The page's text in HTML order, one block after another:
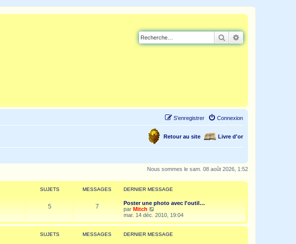
Rechercher
Connexion
S’enregistrer
Livre d'or
Retour au site
Nous sommes le sam. 08 août 2026, 1:52
SUJETS MESSAGES DERNIER MESSAGE
5 7
Poster une photo avec l'outil…
par Mitch
o
i
r
l
mar. 14 déc. 2010, 19:04
SUJETS MESSAGES DERNIER MESSAGE